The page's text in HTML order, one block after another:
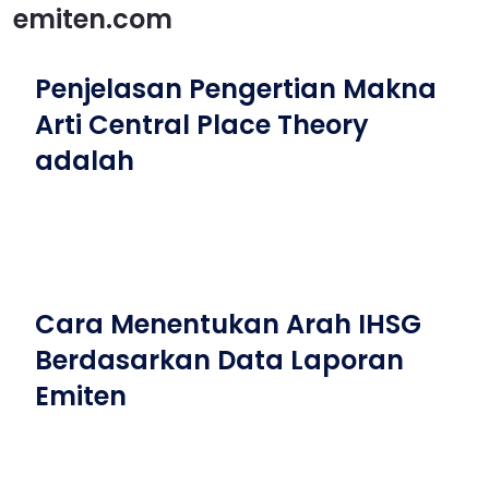
emiten.com
Penjelasan Pengertian Makna
Arti Central Place Theory
adalah
Cara Menentukan Arah IHSG
Berdasarkan Data Laporan
Emiten